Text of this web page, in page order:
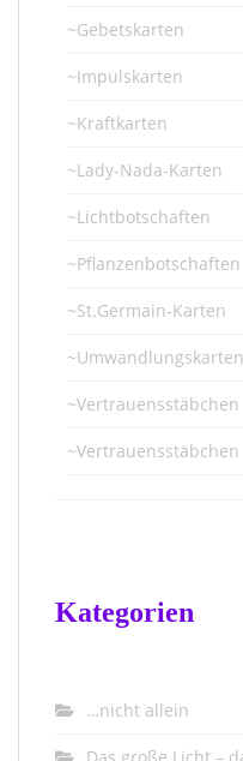
~Gebetskarten
~Impulskarten
~Kraftkarten
~Lady-Nada-Karten
~Lichtbotschaften
~Pflanzenbotschaften
~St.Germain-Karten
~Umwandlungskarten
~Vertrauensstäbchen
~Vertrauensstäbchen
Kategorien
…nicht allein